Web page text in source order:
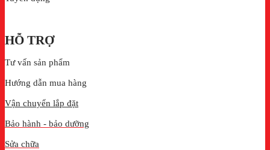
HỖ TRỢ
Tư vấn sản phẩm
Hướng dẫn mua hàng
Vận chuyển lắp đặt
Bảo hành - bảo dưỡng
Sửa chữa